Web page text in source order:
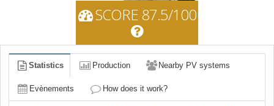
SCORE 87.5/100
Statistics Production Nearby PV systems
Evènements How does it work?